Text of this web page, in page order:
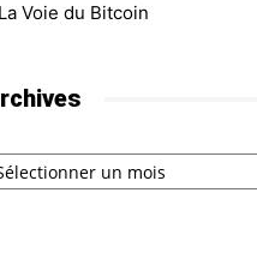
La Voie du Bitcoin